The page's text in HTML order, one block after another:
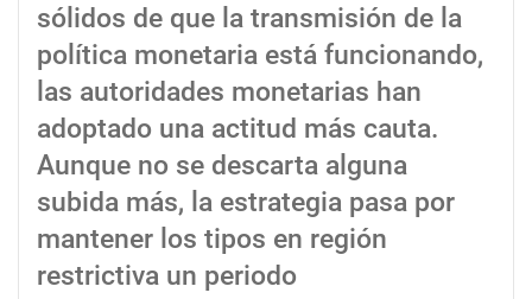
sólidos de que la transmisión de la
política monetaria está funcionando,
las autoridades monetarias han
adoptado una actitud más cauta.
Aunque no se descarta alguna
subida más, la estrategia pasa por
mantener los tipos en región
restrictiva un periodo